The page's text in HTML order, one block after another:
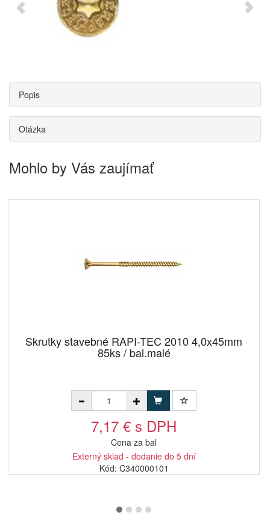
Popis
Otázka
Mohlo by Vás zaujímať
Skrutky stavebné RAPI-TEC 2010 4,0x45mm
85ks / bal.malé
7,17 € s DPH
Cena za bal
Externý sklad - dodanie do 5 dní
Kód: C340000101